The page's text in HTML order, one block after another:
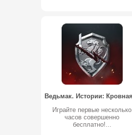
Играйте первые несколько
часов совершенно
бесплатно!...